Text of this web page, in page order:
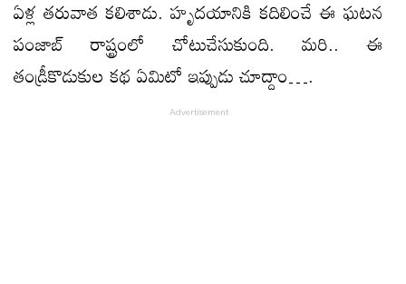
ఏళ్ల తరువాత కలిశాడు. హృదయానికి కదిలించే ఈ ఘటన
పంజాబ్ రాష్ట్రంలో చోటుచేసుకుంది. మరి.. ఈ
తండ్రీకొడుకుల కథ ఏమిటో ఇప్పుడు చూద్దాం….